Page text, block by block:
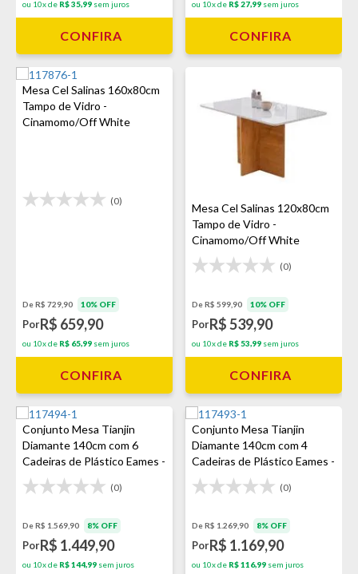
ou 10x de R$ 35,99 sem juros
CONFIRA
ou 10x de R$ 27,99 sem juros
CONFIRA
Mesa Cel Salinas 160x80cm
Tampo de Vidro -
Cinamomo/Off White
(0)
De R$ 729,90 10% OFF
PorR$ 659,90
ou 10x de R$ 65,99 sem juros
CONFIRA
Mesa Cel Salinas 120x80cm
Tampo de Vidro -
Cinamomo/Off White
(0)
De R$ 599,90 10% OFF
PorR$ 539,90
ou 10x de R$ 53,99 sem juros
CONFIRA
Conjunto Mesa Tianjin
Diamante 140cm com 6
Cadeiras de Plástico Eames -
Preto
(0)
De R$ 1.569,90 8% OFF
PorR$ 1.449,90
ou 10x de R$ 144,99 sem juros
Conjunto Mesa Tianjin
Diamante 140cm com 4
Cadeiras de Plástico Eames -
Preto
(0)
De R$ 1.269,90 8% OFF
PorR$ 1.169,90
ou 10x de R$ 116,99 sem juros